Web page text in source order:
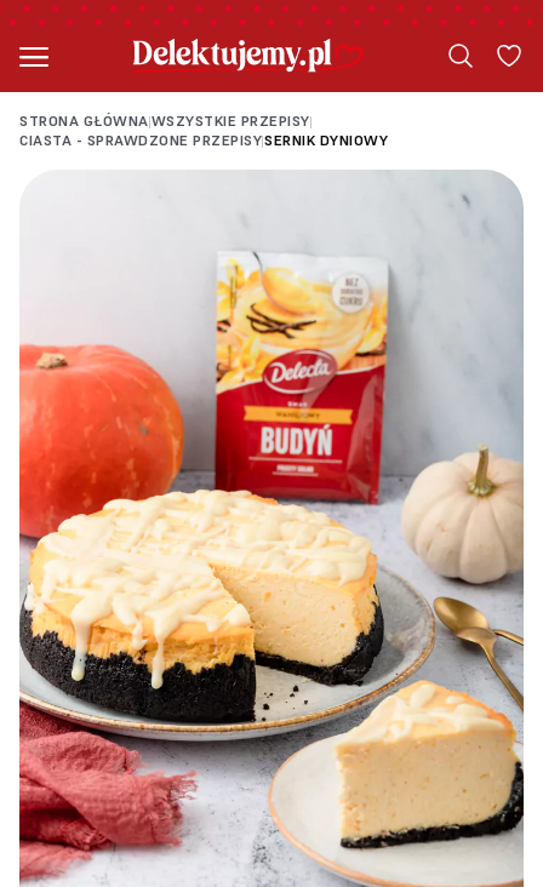
STRONA GŁÓWNA|WSZYSTKIE PRZEPISY|
CIASTA - SPRAWDZONE PRZEPISY|SERNIK DYNIOWY